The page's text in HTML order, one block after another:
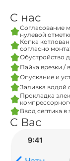
С нас
Согласование
нулевой
Копка
согласно
Обустройство
Пайка врезки /
Опускание и
Заливка водой
Прокладка
Ввод септика в
С Вас